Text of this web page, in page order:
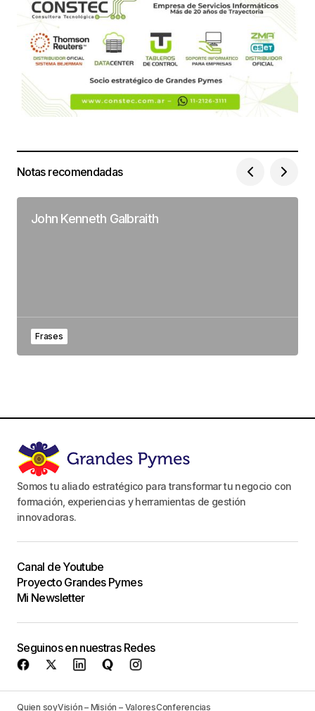
Notas recomendadas
John Kenneth Galbraith
Frases
Somos tu aliado estratégico para transformar tu negocio con
formación, experiencias y herramientas de gestión
innovadoras.
Canal de Youtube
Proyecto Grandes Pymes
Mi Newsletter
Seguinos en nuestras Redes
Quien soyVisión – Misión – ValoresConferencias